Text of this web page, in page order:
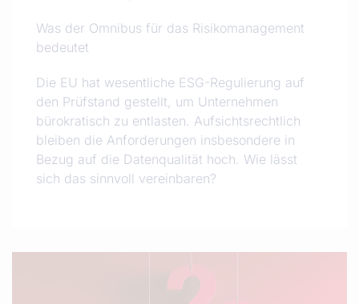
Was der Omnibus für das Risikomanagement
bedeutet
Die EU hat wesentliche ESG-Regulierung auf
den Prüfstand gestellt, um Unternehmen
bürokratisch zu entlasten. Aufsichtsrechtlich
bleiben die Anforderungen insbesondere in
Bezug auf die Datenqualität hoch. Wie lässt
sich das sinnvoll vereinbaren?